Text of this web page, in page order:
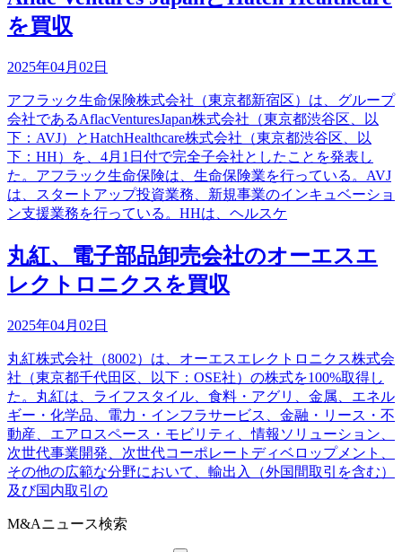
を買収
2025年04月02日
アフラック生命保険株式会社（東京都新宿区）は、グループ
会社であるAflacVenturesJapan株式会社（東京都渋谷区、以
下：AVJ）とHatchHealthcare株式会社（東京都渋谷区、以
下：HH）を、4月1日付で完全子会社としたことを発表し
た。アフラック生命保険は、生命保険業を行っている。AVJ
は、スタートアップ投資業務、新規事業のインキュベーショ
ン支援業務を行っている。HHは、ヘルスケ
丸紅、電子部品卸売会社のオーエスエ
レクトロニクスを買収
2025年04月02日
丸紅株式会社（8002）は、オーエスエレクトロニクス株式会
社（東京都千代田区、以下：OSE社）の株式を100%取得し
た。丸紅は、ライフスタイル、食料・アグリ、金属、エネル
ギー・化学品、電力・インフラサービス、金融・リース・不
動産、エアロスペース・モビリティ、情報ソリューション、
次世代事業開発、次世代コーポレートディベロップメント、
その他の広範な分野において、輸出入（外国間取引を含む）
及び国内取引の
M&Aニュース検索